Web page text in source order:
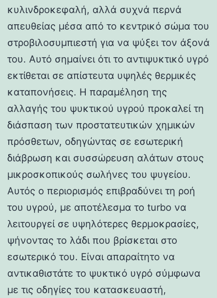
κυλινδροκεφαλή, αλλά συχνά περνά
απευθείας μέσα από το κεντρικό σώμα του
στροβιλοσυμπιεστή για να ψύξει τον άξονά
του. Αυτό σημαίνει ότι το αντιψυκτικό υγρό
εκτίθεται σε απίστευτα υψηλές θερμικές
καταπονήσεις. Η παραμέληση της
αλλαγής του ψυκτικού υγρού προκαλεί τη
διάσπαση των προστατευτικών χημικών
πρόσθετων, οδηγώντας σε εσωτερική
διάβρωση και συσσώρευση αλάτων στους
μικροσκοπικούς σωλήνες του ψυγείου.
Αυτός ο περιορισμός επιβραδύνει τη ροή
του υγρού, με αποτέλεσμα το turbo να
λειτουργεί σε υψηλότερες θερμοκρασίες,
ψήνοντας το λάδι που βρίσκεται στο
εσωτερικό του. Είναι απαραίτητο να
αντικαθιστάτε το ψυκτικό υγρό σύμφωνα
με τις οδηγίες του κατασκευαστή,